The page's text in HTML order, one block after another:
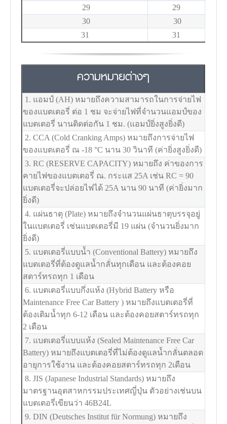
29
29
30
30
31
31
ความหมายต่างๆ
1. แอมป์ (AH) หมายถึงความสามารถในการจ่ายไฟ
ของแบตเตอรี่ ต่อ 1 ชม จะจ่ายไฟที่จำนวนแอมป์ของ
แบตเตอรี่ นานติดต่อกัน 1 ชม. (แอมป์ยิ่งสูงยิ่งดี)
2. CCA (Cold Cranking Amps) หมายถึงการจ่ายไฟ
ของแบตเตอรี่ ณ -18 °C นาน 30 วินาที (ค่ายิ่งสูงยิ่งดี)
3. RC (RESERVE CAPACITY) หมายถึง ค่าของการ
คายไฟของแบตเตอรี่ ณ. กระแส 25A เช่น RC = 90
แบตเตอรี่จะปล่อยไฟได้ 25A นาน 90 นาที (ค่ายิ่งมาก
ยิ่งดี)
4. แผ่นธาตุ (Plate) หมายถึงจำนวนแผ่นธาตุบรรจุอยู่
ในแบตเตอรี่ เช่นแบตเตอรี่มี 19 แผ่น (จำนวนยิ่งมาก
ยิ่งดี)
5. แบตเตอรี่แบบน้ำ (Conventional Battery) หมายถึง
แบตเตอรี่ที่ต้องดูแลน้ำกลั่นทุกเดือน และต้องคอย
สตาร์ทรถทุก 1 เดือน
6. แบตเตอรี่แบบกึ่งแห้ง (Hybrid Battery หรือ
Maintenance Free Car Battery ) หมายถึงแบตเตอรี่ที่
ต้องเติมน้ำทุก 6-12 เดือน และต้องคอยสตาร์ทรถทุก
2 เดือน
7. แบตเตอรี่แบบแห้ง (Sealed Maintenance Free Car
Battery) หมายถึงแบตเตอรี่ที่ไม่ต้องดูแลน้ำกลั่นตลอด
อายุการใช้งาน และต้องคอยสตาร์ทรถทุก 2เดือน
8. JIS (Japanese Industrial Standards) หมายถึง
มาตรฐานอุตสาหกรรมประเทศญี่ปุ่น ตัวอย่างเช่นบน
แบตเตอรี่เขียนว่า 46B24L
9. DIN (Deutsches Institut für Normung) หมายถึง